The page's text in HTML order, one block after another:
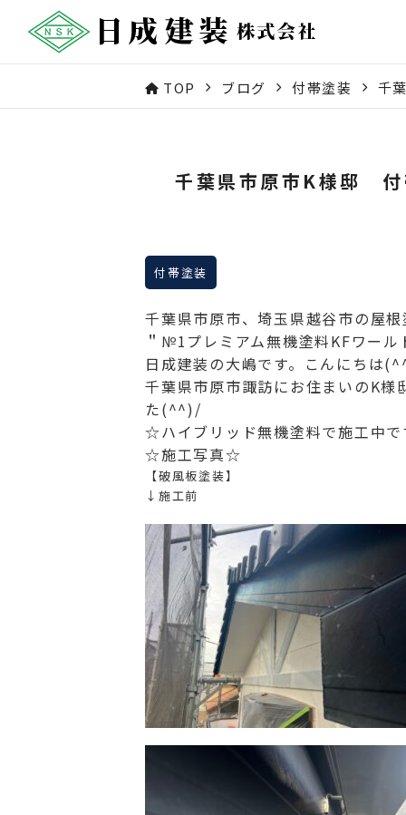
TOP ブログ 付帯塗装 千
千葉県市原市K様邸 付
付帯塗装
千葉県市原市、埼玉県越谷市の屋
＂№1プレミアム無機塗料KFワー
日成建装の大嶋です。こんにちは
千葉県市原市諏訪にお住まいのK
た(^^)/
☆ハイブリッド無機塗料で施工中
☆施工写真☆
【破風板塗装】
↓施工前